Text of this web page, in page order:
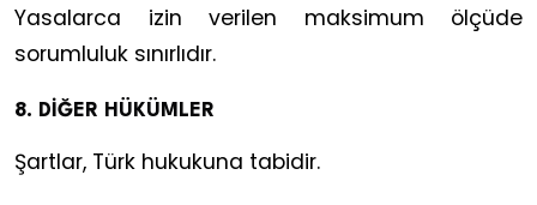
Yasalarca izin verilen maksimum ölçüde
sorumluluk sınırlıdır.
8. DİĞER HÜKÜMLER
Şartlar, Türk hukukuna tabidir.